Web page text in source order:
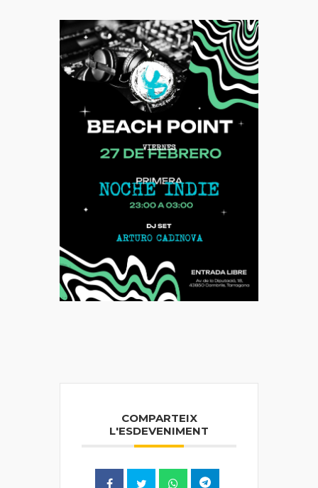
COMPARTEIX
L'ESDEVENIMENT